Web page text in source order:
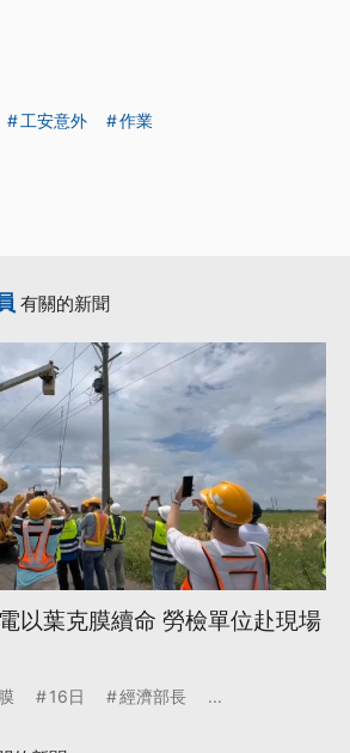
工安意外
作業
有關的新聞
以葉克膜續命 勞檢單位赴現場
16日 經濟部長 ...